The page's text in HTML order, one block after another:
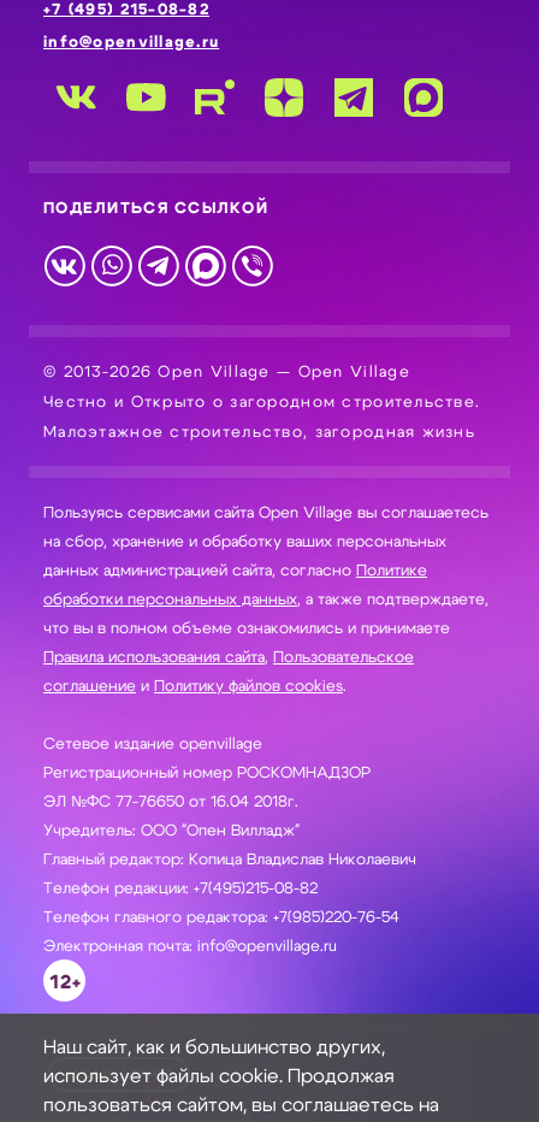
+7 (495) 215-08-82
info@openvillage.ru
ПОДЕЛИТЬСЯ ССЫЛКОЙ
© 2013-2026 Open Village — Open Village
Честно и Открыто о загородном строительстве.
Малоэтажное строительство, загородная жизнь
Пользуясь сервисами сайта Open Village вы соглашаетесь
на сбор, хранение и обработку ваших персональных
данных администрацией сайта, согласно Политике
обработки персональных данных, а также подтверждаете,
что вы в полном объеме ознакомились и принимаете
Правила использования сайта, Пользовательское
соглашение и Политику файлов cookies.
Сетевое издание openvillage
Регистрационный номер РОСКОМНАДЗОР
ЭЛ №ФС 77-76650 от 16.04 2018г.
Учредитель: ООО "Опен Вилладж"
Главный редактор: Копица Владислав Николаевич
Телефон редакции: +7(495)215-08-82
Телефон главного редактора: +7(985)220-76-54
Электронная почта: info@openvillage.ru
12+
ЗАДАТЬ ВОПРОС
Наш сайт, как и большинство других,
использует файлы cookie. Продолжая
пользоваться сайтом, вы соглашаетесь на